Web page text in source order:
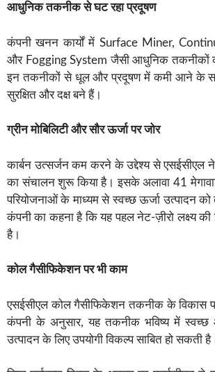
आधुनिक तकनीक से घट रहा प्रदूषण
कंपनी खनन कार्यों में Surface Miner,
और Fogging System जैसी आधुनिक तकनीकों
इन तकनीकों से धूल और प्रदूषण में कमी आने के
सुरक्षित और दक्ष बने हैं।
ग्रीन मोबिलिटी और सौर ऊर्जा पर जोर
कार्बन उत्सर्जन कम करने के उद्देश्य से एसईसीएल
का संचालन शुरू किया है। इसके अलावा 41
परियोजनाओं के माध्यम से स्वच्छ ऊर्जा उत्पादन को
कंपनी का कहना है कि यह पहल नेट-ज़ीरो लक्ष्य की
है।
कोल गैसीफिकेशन पर भी काम
एसईसीएल कोल गैसीफिकेशन तकनीक के विकास
कंपनी के अनुसार, यह तकनीक भविष्य में स्वच्छ
उत्पादन के लिए उपयोगी विकल्प साबित हो सकती